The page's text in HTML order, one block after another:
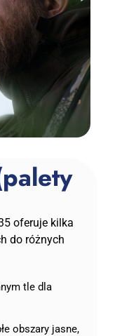
oferuje kilka
do różnych
tle dla
obszary jasne,